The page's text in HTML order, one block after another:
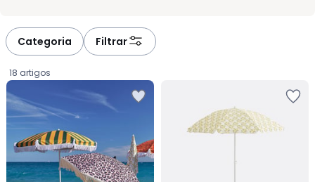
Categoria Filtrar
18 artigos